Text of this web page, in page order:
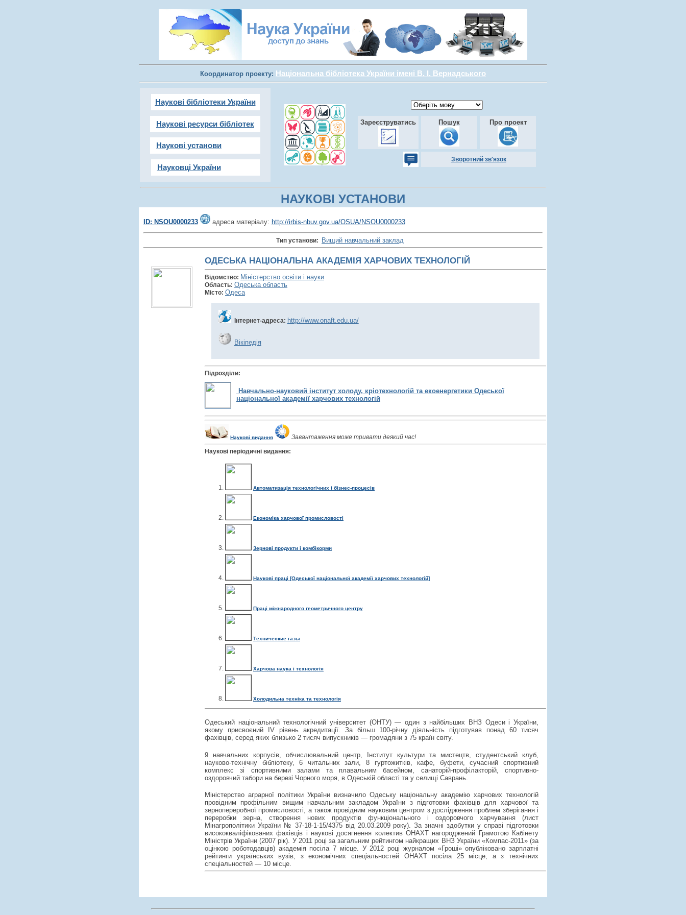
Координатор проекту: Національна бібліотека України імені В. І. Вернадського
Наукові бібліотеки України
Наукові ресурси бібліотек
Наукові установи
Науковці України
Зареєструватись Пошук Про проект
Зворотний зв'язок
НАУКОВІ УСТАНОВИ
ID: NSOU0000233 адреса матеріалу: http://irbis-nbuv.gov.ua/OSUA/NSOU0000233
Тип установи: Вищий навчальний заклад
ОДЕСЬКА НАЦІОНАЛЬНА АКАДЕМІЯ ХАРЧОВИХ ТЕХНОЛОГІЙ
Відомство: Міністерство освіти і науки
Область: Одеська область
Місто: Одеса
Інтернет-адреса: http://www.onaft.edu.ua/
Вікіпедія
Підрозділи:
Навчально-науковий інститут холоду, кріотехнологій та екоенергетики Одеської
національної академії харчових технологій
Наукові видання
Завантаження може тривати деякий час!
Наукові періодичні видання:
Автоматизація технологічних і бізнес-процесів
Економіка харчової промисловості
Зернові продукти і комбікорми
Наукові праці [Одеської національної академії харчових технологій]
Праці міжнародного геометричного центру
Технические газы
Харчова наука і технологія
Холодильна техніка та технологія
Одеський національний технологічний університет (ОНТУ) — один з найбільших ВНЗ Одеси і України,
якому присвоєний IV рівень акредитації. За більш 100-річну діяльність підготував понад 60 тисяч
фахівців, серед яких близько 2 тисяч випускників — громадяни з 75 країн світу.
9 навчальних корпусів, обчислювальний центр, Інститут культури та мистецтв, студентський клуб,
науково-технічну бібліотеку, 6 читальних зали, 8 гуртожитків, кафе, буфети, сучасний спортивний
комплекс зі спортивними залами та плавальним басейном, санаторій-профілакторій, спортивно-
оздоровчий табори на березі Чорного моря, в Одеській області та у селищі Саврань.
Міністерство аграрної політики України визначило Одеську національну академію харчових технологій
провідним профільним вищим навчальним закладом України з підготовки фахівців для харчової та
зернопереробної промисловості, а також провідним науковим центром з дослідження проблем зберігання і
переробки зерна, створення нових продуктів функціонального і оздоровчого харчування (лист
Мінагрополітики України № 37-18-1-15/4375 від 20.03.2009 року). За значні здобутки у справі підготовки
висококваліфікованих фахівців і наукові досягнення колектив ОНАХТ нагороджений Грамотою Кабінету
Міністрів України (2007 рік). У 2011 році за загальним рейтингом найкращих ВНЗ України «Компас-2011» (за
оцінкою роботодавців) академія посіла 7 місце. У 2012 році журналом «Гроші» опубліковано зарплатні
рейтинги українських вузів, з економічних спеціальностей ОНАХТ посіла 25 місце, а з технічних
спеціальностей — 10 місце.